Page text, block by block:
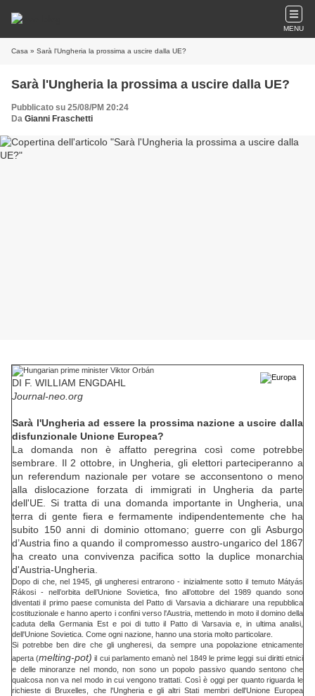
MENU
Casa » Sarà l'Ungheria la prossima a uscire dalla UE?
Sarà l'Ungheria la prossima a uscire dalla UE?
Pubblicato su 25/08/PM 20:24
Da Gianni Fraschetti
DI F. WILLIAM ENGDAHL
Journal-neo.org
Sarà l'Ungheria ad essere la prossima nazione a uscire dalla
disfunzionale Unione Europea?
La domanda non è affatto peregrina così come potrebbe
sembrare. Il 2 ottobre, in Ungheria, gli elettori parteciperanno a
un referendum nazionale per votare se acconsentono o meno
alla dislocazione forzata di immigrati in Ungheria da parte
dell'UE. Si tratta di una domanda importante in Ungheria, una
terra di gente fiera e fermamente indipendentemente che ha
subito 150 anni di dominio ottomano; guerre con gli Asburgo
d’Austria fino a quando il compromesso austro-ungarico del 1867
ha creato una convivenza pacifica sotto la duplice monarchia
d'Austria-Ungheria.
Dopo di che, nel 1945, gli ungheresi entrarono - inizialmente sotto il temuto Mátyás
Rákosi - nell’orbita dell’Unione Sovietica, fino all’ottobre del 1989 quando sono
diventati il primo paese comunista del Patto di Varsavia a dichiarare una repubblica
costituzionale e hanno aperto i confini verso l'Austria, mettendo in moto il domino della
caduta della Germania Est e poi di tutto il Patto di Varsavia e, in ultima analisi,
dell'Unione Sovietica. Come ogni nazione, hanno una storia molto particolare.
Si potrebbe ben dire che gli ungheresi, da sempre una popolazione etnicamente
aperta (melting-pot) il cui parlamento emanò nel 1849 le prime leggi sui diritti etnici
e delle minoranze nel mondo, non sono un popolo passivo quando sentono che
qualcosa non va nel modo in cui vengono trattati. Così è oggi per quanto riguarda le
richieste di Bruxelles, che l'Ungheria e gli altri Stati membri dell'Unione Europea